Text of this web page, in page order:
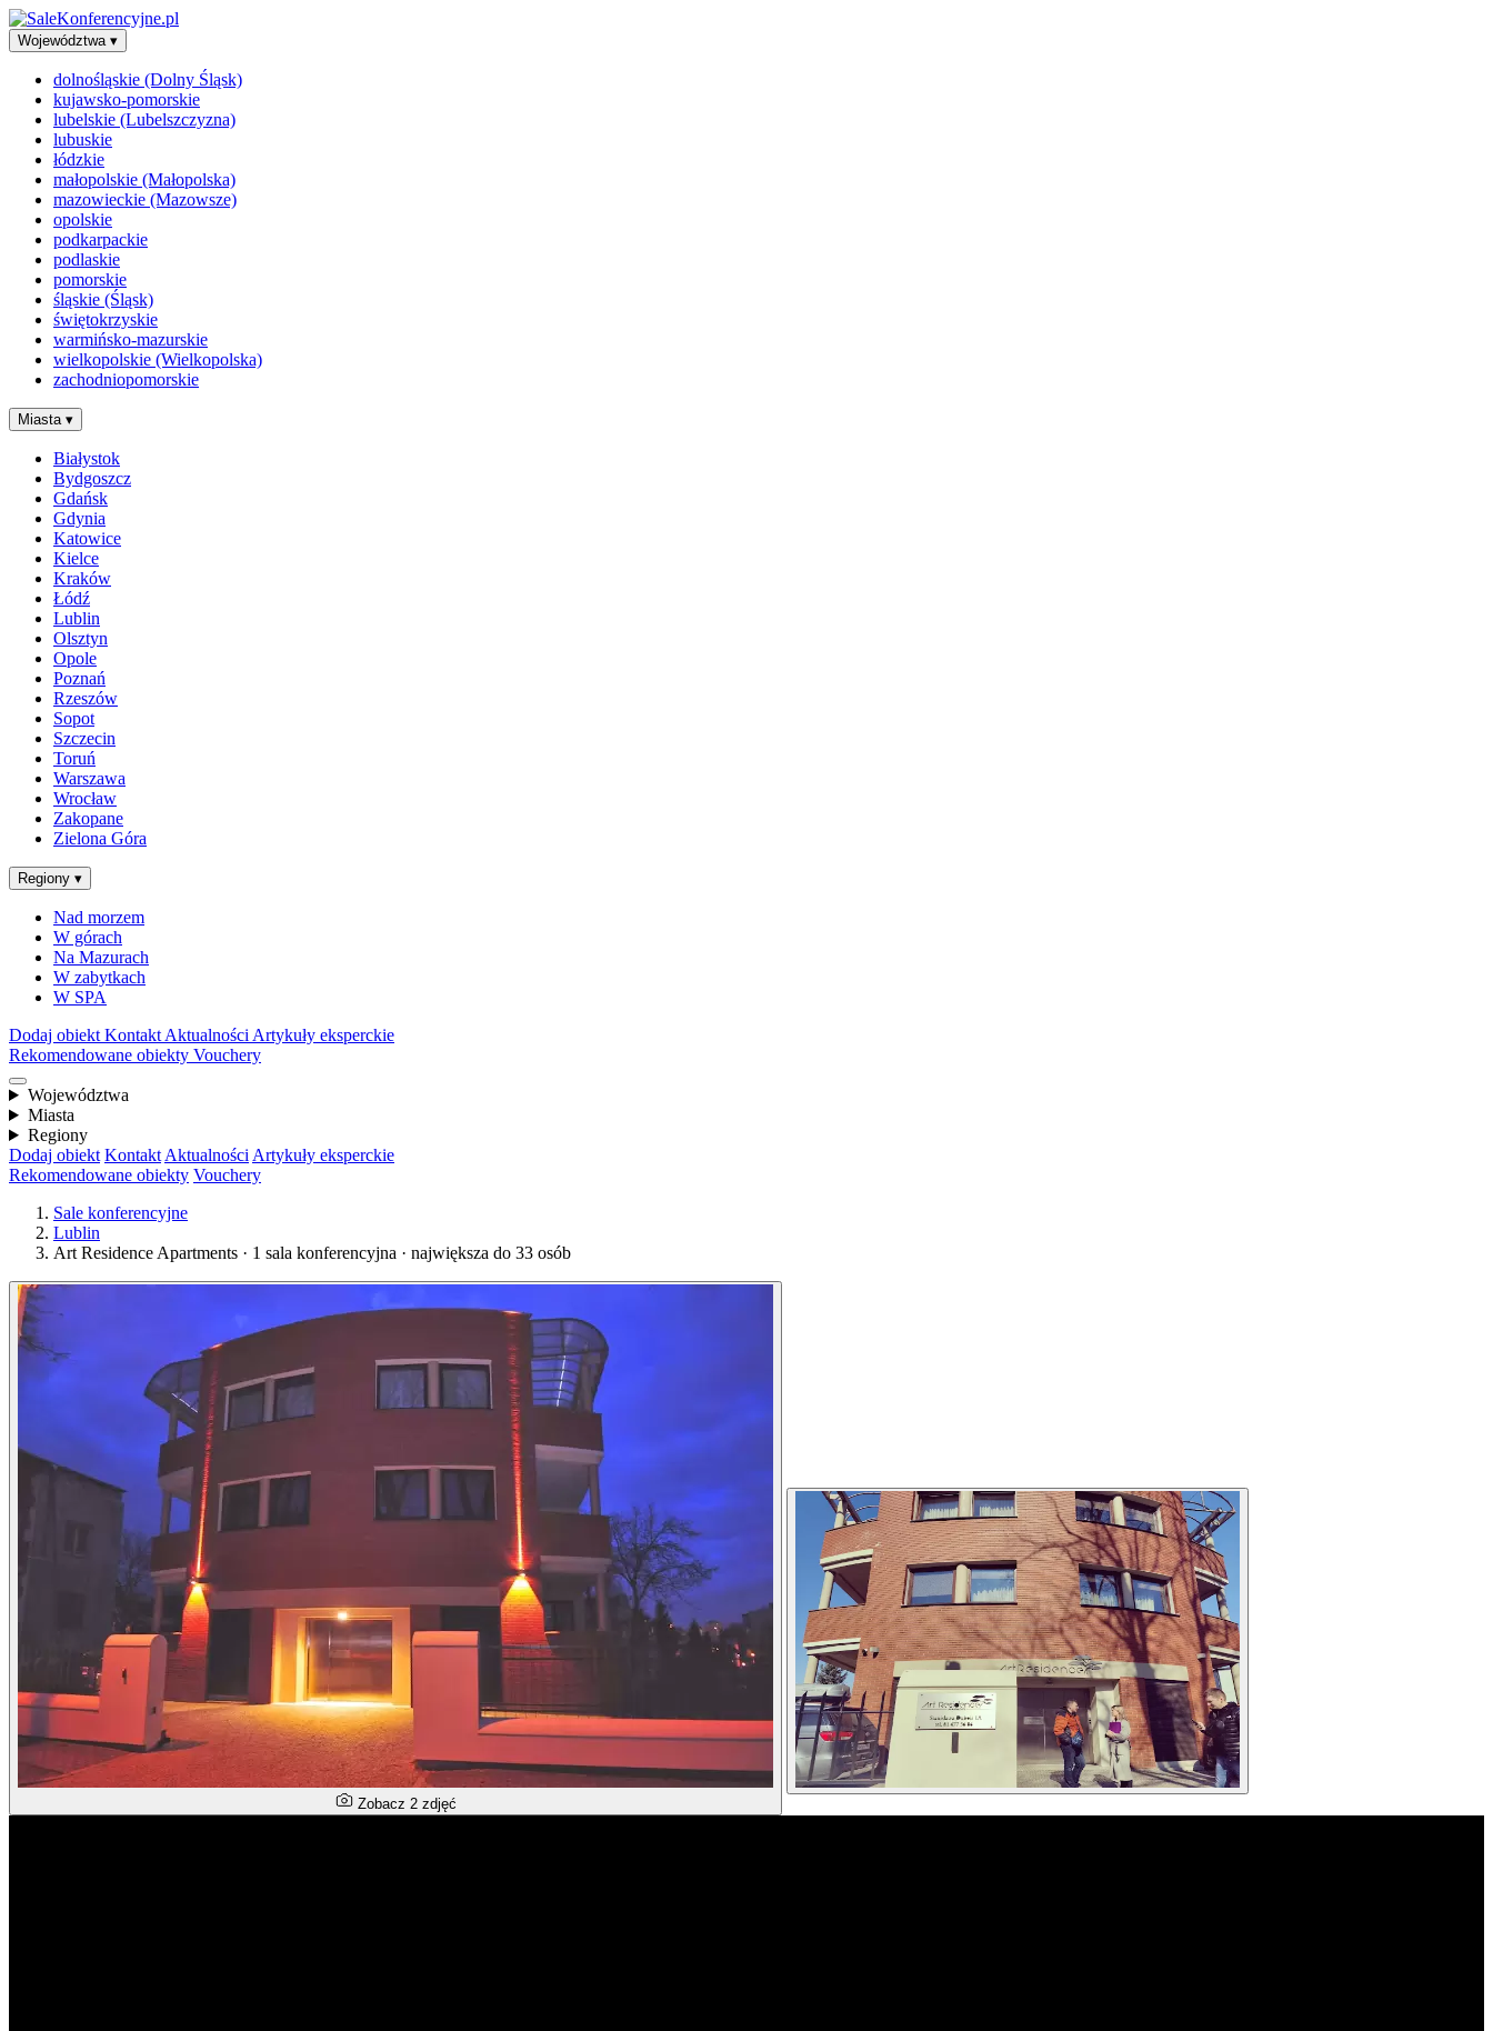
Województwa ▾
dolnośląskie (Dolny Śląsk)
kujawsko-pomorskie
lubelskie (Lubelszczyzna)
lubuskie
łódzkie
małopolskie (Małopolska)
mazowieckie (Mazowsze)
opolskie
podkarpackie
podlaskie
pomorskie
śląskie (Śląsk)
świętokrzyskie
warmińsko-mazurskie
wielkopolskie (Wielkopolska)
zachodniopomorskie
Miasta ▾
Białystok
Bydgoszcz
Gdańsk
Gdynia
Katowice
Kielce
Kraków
Łódź
Lublin
Olsztyn
Opole
Poznań
Rzeszów
Sopot
Szczecin
Toruń
Warszawa
Wrocław
Zakopane
Zielona Góra
Regiony ▾
Nad morzem
W górach
Na Mazurach
W zabytkach
W SPA
Dodaj obiekt Kontakt Aktualności Artykuły eksperckie
Rekomendowane obiekty Vouchery
Województwa
Miasta
Regiony
Dodaj obiekt Kontakt Aktualności Artykuły eksperckie
Rekomendowane obiekty Vouchery
Sale konferencyjne
Lublin
Art Residence Apartments · 1 sala konferencyjna · największa do 33 osób
Zobacz 2 zdjęć